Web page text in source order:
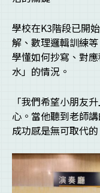
學校在K3階段已開
解、數理邏輯訓練
學懂如何抄寫、對
水」的情況。
「我們希望小朋友
心。當他聽到老師
成功感是無可取代的